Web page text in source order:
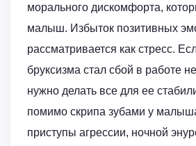
морального дискомфорта,
малыш. Избыток позитивных
рассматривается как стресс.
бруксизма стал сбой в работе
нужно делать все для ее
помимо скрипа зубами у
приступы агрессии, ночной